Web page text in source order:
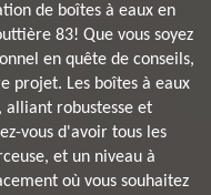
de boîtes à eaux en
83! Que vous soyez
en quête de conseils,
projet. Les boîtes à eaux
alliant robustesse et
vous d'avoir tous les
et un niveau à
où vous souhaitez